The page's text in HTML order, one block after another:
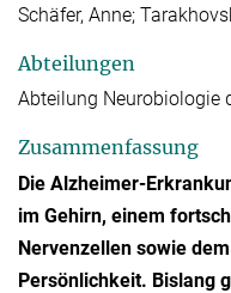
Schäfer, Anne;
Abteilungen
Abteilung Neurobiologie
Zusammenfassung
Die Alzheimer-
im Gehirn, einem
Nervenzellen sowie
Persönlichkeit. Bislang